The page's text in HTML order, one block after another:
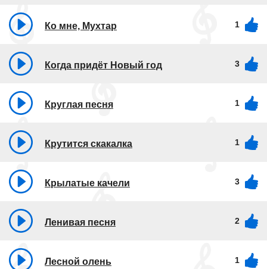
Ко мне, Мухтар 1
Когда придёт Новый год 3
Круглая песня 1
Крутится скакалка 1
Крылатые качели 3
Ленивая песня 2
Лесной олень 1